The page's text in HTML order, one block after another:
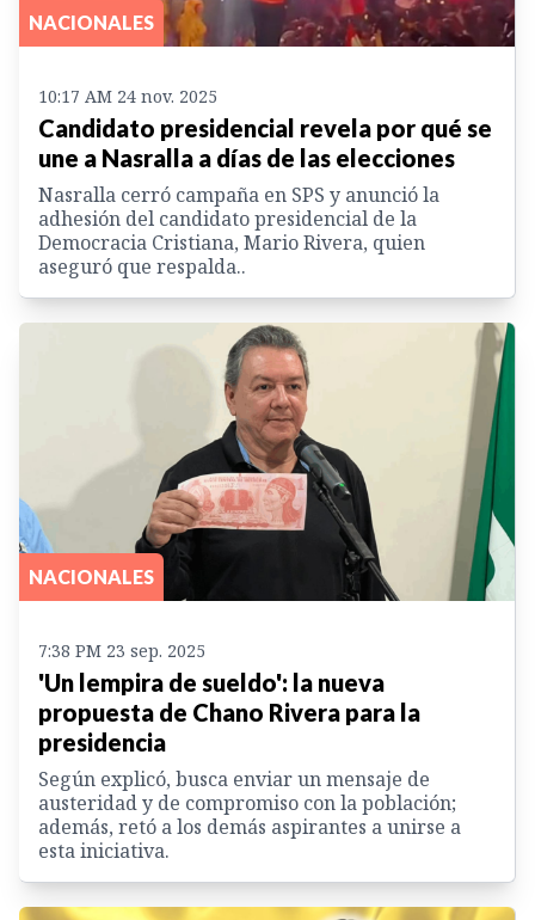
NACIONALES
10:17 AM 24 nov. 2025
Candidato presidencial revela por qué se
une a Nasralla a días de las elecciones
Nasralla cerró campaña en SPS y anunció la
adhesión del candidato presidencial de la
Democracia Cristiana, Mario Rivera, quien
aseguró que respalda..
NACIONALES
7:38 PM 23 sep. 2025
'Un lempira de sueldo': la nueva
propuesta de Chano Rivera para la
presidencia
Según explicó, busca enviar un mensaje de
austeridad y de compromiso con la población;
además, retó a los demás aspirantes a unirse a
esta iniciativa.